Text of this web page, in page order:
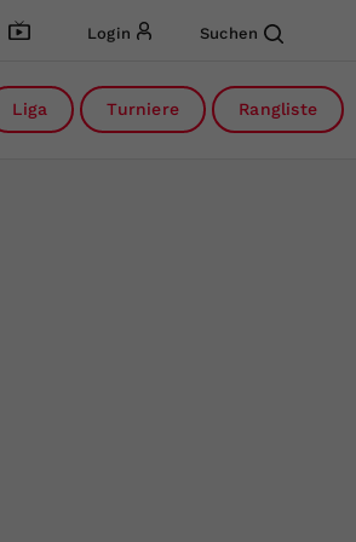
Login Suchen
Liga Turniere Rangliste